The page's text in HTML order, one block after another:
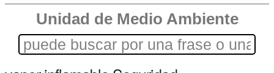
Unidad de Medio Ambiente